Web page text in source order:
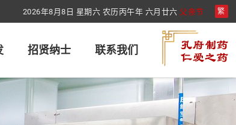
繁
2026年8月8日 星期六 农历丙午年 六月廿六 父亲节
招贤纳士 联系我们